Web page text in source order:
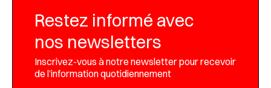
Restez informé avec
nos newsletters
Inscrivez-vous à notre newsletter pour recevoir
de l’information quotidiennement